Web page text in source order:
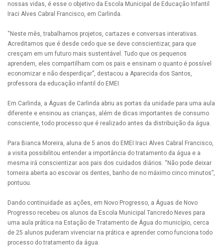
nossas vidas, é esse o objetivo da Escola Municipal de Educação Infantil
Iraci Alves Cabral Francisco, em Carlinda.
“Neste mês, trabalhamos projetos, cartazes e conversas interativas.
Acreditamos que é desde cedo que se deve conscientizar, para que
cresçam em um futuro mais sustentável. Tudo que os pequenos
aprendem, eles compartilham com os pais e ensinam o quanto é possível
economizar e não desperdiçar”, destacou a Aparecida dos Santos,
professora da educação infantil do EMEI.
Em Carlinda, a Águas de Carlinda abriu as portas da unidade para uma aula
diferente e ensinou as crianças, além de dicas importantes de consumo
consciente, todo processo que é realizado antes da distribuição da água.
Para Bianca Moreira, aluna de 5 anos do EMEI Iraci Alves Cabral Francisco,
a visita possibilitou entender a importância do tratamento da água e a
mesma irá conscientizar aos pais dos cuidados diários. “Não pode deixar
torneira aberta ao escovar os dentes, banho de no máximo cinco minutos”,
pontuou.
Dando continuidade as ações, em Novo Progresso, a Águas de Novo
Progresso recebeu os alunos da Escola Municipal Tancredo Neves para
uma aula prática na Estação de Tratamento de Água do município, cerca
de 25 alunos puderam vivenciar na prática e aprender como funciona todo
processo do tratamento da água.